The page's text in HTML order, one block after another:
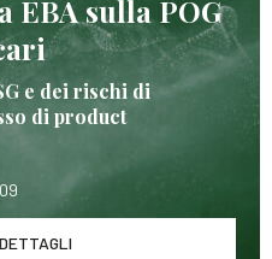
EBA sulla POG
e dei rischi di
di product